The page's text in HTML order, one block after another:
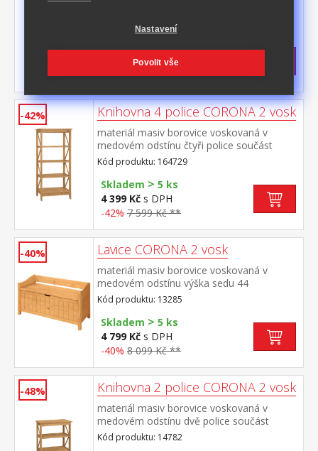
Kód produktu: 164721
Skladem>5 ks
4 199 Kčs DPH
-42% 7 299 Kč **
-42% Knihovna 4 police CORONA 2 vosk
materiál masiv borovice voskovaná v
medovém odstínu čtyři police součást
sestavy Corona 2
Kód produktu: 164729
Skladem > 5 ks
4 399 Kč s DPH
-42% 7 599 Kč **
-40% Lavice CORONA 2 vosk
materiál masiv borovice voskovaná v
medovém odstínu výška sedu 44
cm součást sestavy Corona 2
Kód produktu: 13285
Skladem > 5 ks
4 799 Kč s DPH
-40% 8 099 Kč **
-48% Knihovna 2 police CORONA 2 vosk
materiál masiv borovice voskovaná v
medovém odstínu dvě police součást
sestavy Corona 2
Kód produktu: 14782
Nastavení
Povolit vše